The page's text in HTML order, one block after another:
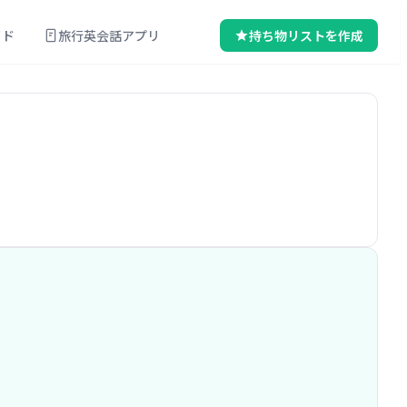
旅行英会話アプリ 持ち物リストを作成